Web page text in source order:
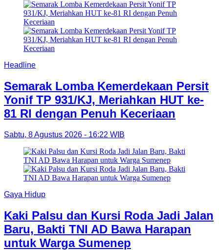
Headline
Semarak Lomba Kemerdekaan Persit
Yonif TP 931/KJ, Meriahkan HUT ke-
81 RI dengan Penuh Keceriaan
Sabtu, 8 Agustus 2026 - 16:22 WIB
Gaya Hidup
Kaki Palsu dan Kursi Roda Jadi Jalan
Baru, Bakti TNI AD Bawa Harapan
untuk Warga Sumenep